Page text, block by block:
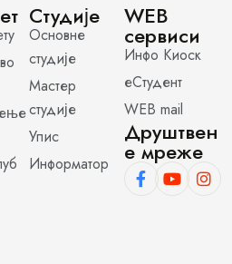
Студије
Основне
студије
Мастер
студије
Упис
Информатор
WEB
сервиси
Инфо Киоск
еСтудент
WEB mail
Друштвен
е мреже